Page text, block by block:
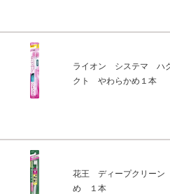
ライオン システマ ハ
クト やわらかめ１本
花王 ディープクリー
め １本